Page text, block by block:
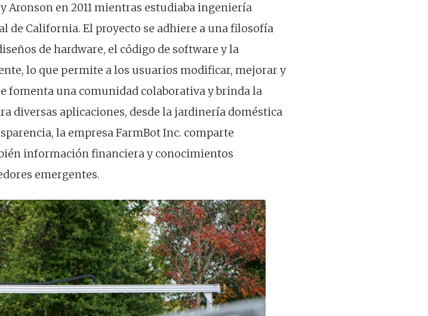
Aronson en 2011 mientras estudiaba ingeniería
de California. El proyecto se adhiere a una filosofía
de hardware, el código de software y la
lo que permite a los usuarios modificar, mejorar y
fomenta una comunidad colaborativa y brinda la
diversas aplicaciones, desde la jardinería doméstica
la empresa FarmBot Inc. comparte
información financiera y conocimientos
emergentes.